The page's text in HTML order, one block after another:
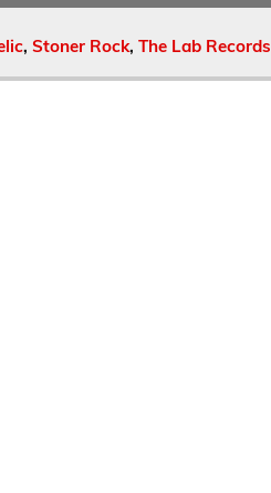
, Stoner Rock, The Lab Records